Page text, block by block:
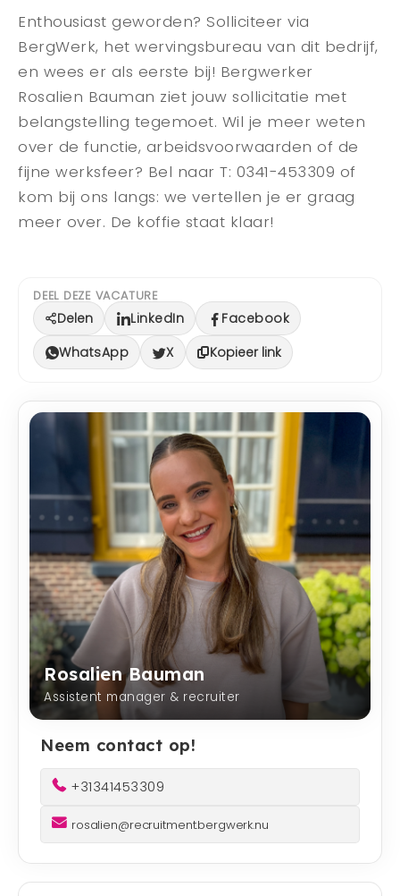
Enthousiast geworden? Solliciteer via
BergWerk, het wervingsbureau van dit bedrijf,
en wees er als eerste bij! Bergwerker
Rosalien Bauman ziet jouw sollicitatie met
belangstelling tegemoet. Wil je meer weten
over de functie, arbeidsvoorwaarden of de
fijne werksfeer? Bel naar T: 0341-453309 of
kom bij ons langs: we vertellen je er graag
meer over. De koffie staat klaar!
DEEL DEZE VACATURE
Delen LinkedIn
Facebook
WhatsApp
X Kopieer link
Rosalien Bauman
Assistent manager & recruiter
Neem contact op!
+31341453309
rosalien@recruitment.bergwerk.nu